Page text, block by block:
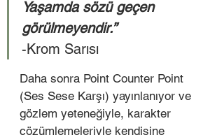
Yaşamda sözü geçen
görülmeyendir.”
-Krom Sarısı
Daha sonra Point Counter Point
(Ses Sese Karşı) yayınlanıyor ve
gözlem yeteneğiyle, karakter
çözümlemeleriyle kendisine